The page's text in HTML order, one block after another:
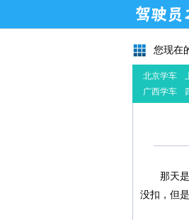
您现在
北京学车
广西学车
那天
没扣，但